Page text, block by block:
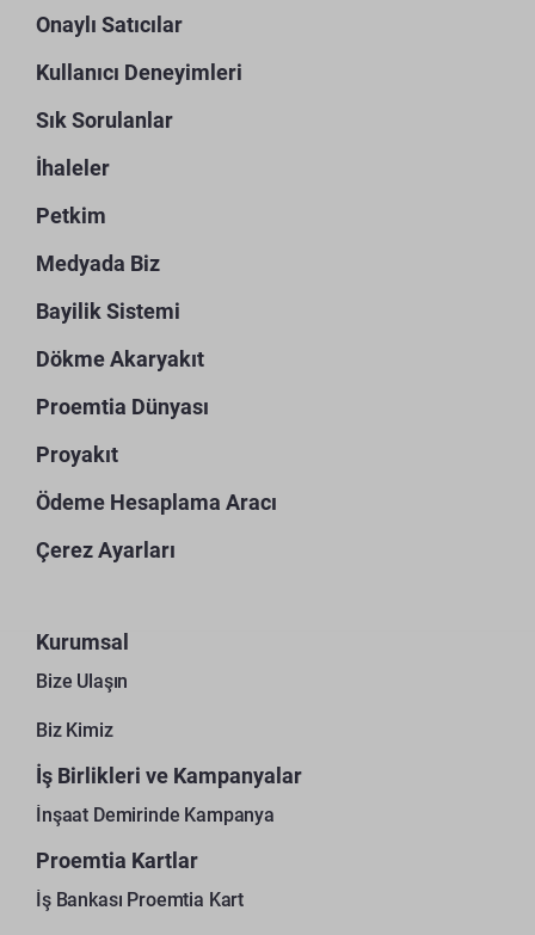
Onaylı Satıcılar
Kullanıcı Deneyimleri
Sık Sorulanlar
İhaleler
Petkim
Medyada Biz
Bayilik Sistemi
Dökme Akaryakıt
Proemtia Dünyası
Proyakıt
Ödeme Hesaplama Aracı
Çerez Ayarları
Kurumsal
Bize Ulaşın
Biz Kimiz
İş Birlikleri ve Kampanyalar
İnşaat Demirinde Kampanya
Proemtia Kartlar
İş Bankası Proemtia Kart